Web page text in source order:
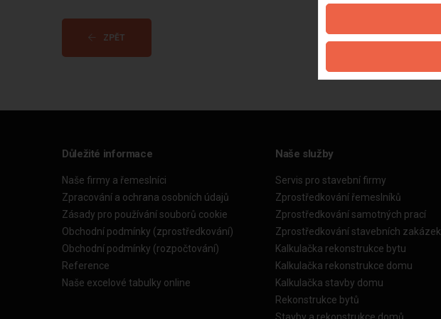
ZPĚT
Důležité informace
Naše firmy a řemeslníci
Zpracování a ochrana osobních údajů
Zásady pro používání souborů cookie
Obchodní podmínky (zprostředkování)
Obchodní podmínky (rozpočtování)
Reference
Naše excelové tabulky online
Naše služby
Servis pro stavební firmy
Zprostředkování řemeslníků
Zprostředkování samotných prací
Zprostředkování stavebních zakázek
Kalkulačka rekonstrukce bytu
Kalkulačka rekonstrukce domu
Kalkulačka stavby domu
Rekonstrukce bytů